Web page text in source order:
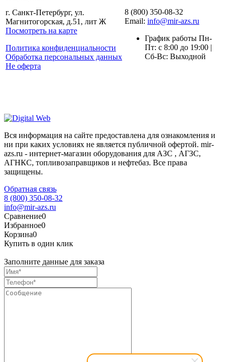
г. Санкт-Петербург, ул.
Магнитогорская, д.51, лит Ж
Посмотреть на карте
Политика конфиденциальности
Обработка персональных данных
Не оферта
8 (800) 350-08-32
Email: info@mir-azs.ru
График работы Пн-
Пт: с 8:00 до 19:00 |
Сб-Вс: Выходной
Вся информация на сайте предоставлена для ознакомления и
ни при каких условиях не является публичной офертой. mir-
azs.ru - интернет-магазин оборудования для АЗС , АГЗС,
АГНКС, топливозаправщиков и нефтебаз. Все права
защищены.
Обратная связь
8 (800) 350-08-32
info@mir-azs.ru
Сравнение0
Избранное0
Корзина0
Купить в один клик
Заполните данные для заказа